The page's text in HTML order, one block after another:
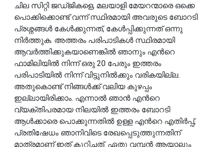
ചില സിറ്റി ജഡ്ജികളെ, മലയാളി മേയറന്മാരെ ഒക്കെ
പൊക്കിക്കൊണ്ട് വന്ന് സ്ഥിരമായി അവരുടെ ബോറടി
പ്രശ്നങ്ങൾ കേൾക്കുന്നത്, കേൾപ്പിക്കുന്നത് ഒന്നു
നിർത്തുക. അത്തരം പരിപാടികൾ സ്ഥിരമായി
ആവർത്തിക്കുകയാണെങ്കിൽ ഞാനും എൻറെ
ഫാമിലിയിൽ നിന്ന് ഒരു 20 പേരും ഇത്തരം
പരിപാടിയിൽ നിന്ന് വിട്ടുനിൽക്കും വരികയില്ല.
അതുകൊണ്ട് നിങ്ങൾക്ക് വലിയ കുഴപ്പം
ഇല്ലായിരിക്കാം. എന്നാൽ ഞാൻ എൻറെ
വ്യക്തിപരമായ നിലയിൽ ഇത്തരം ബോറടി
ആൾക്കാരെ പൊക്കുന്നതിൽ ഉള്ള എൻറെ എതിർപ്പ്,
പ്രതിഷേധം ഞാനിവിടെ രേഖപ്പെടുത്തുന്നതിന്
മാത്രമാണ് ഇത് കുറിച്ചത്. ഏതു വമ്പൻ ആയാലും